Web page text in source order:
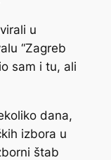
u
“Zagreb
sam i tu, ali
dana,
izbora u
štab